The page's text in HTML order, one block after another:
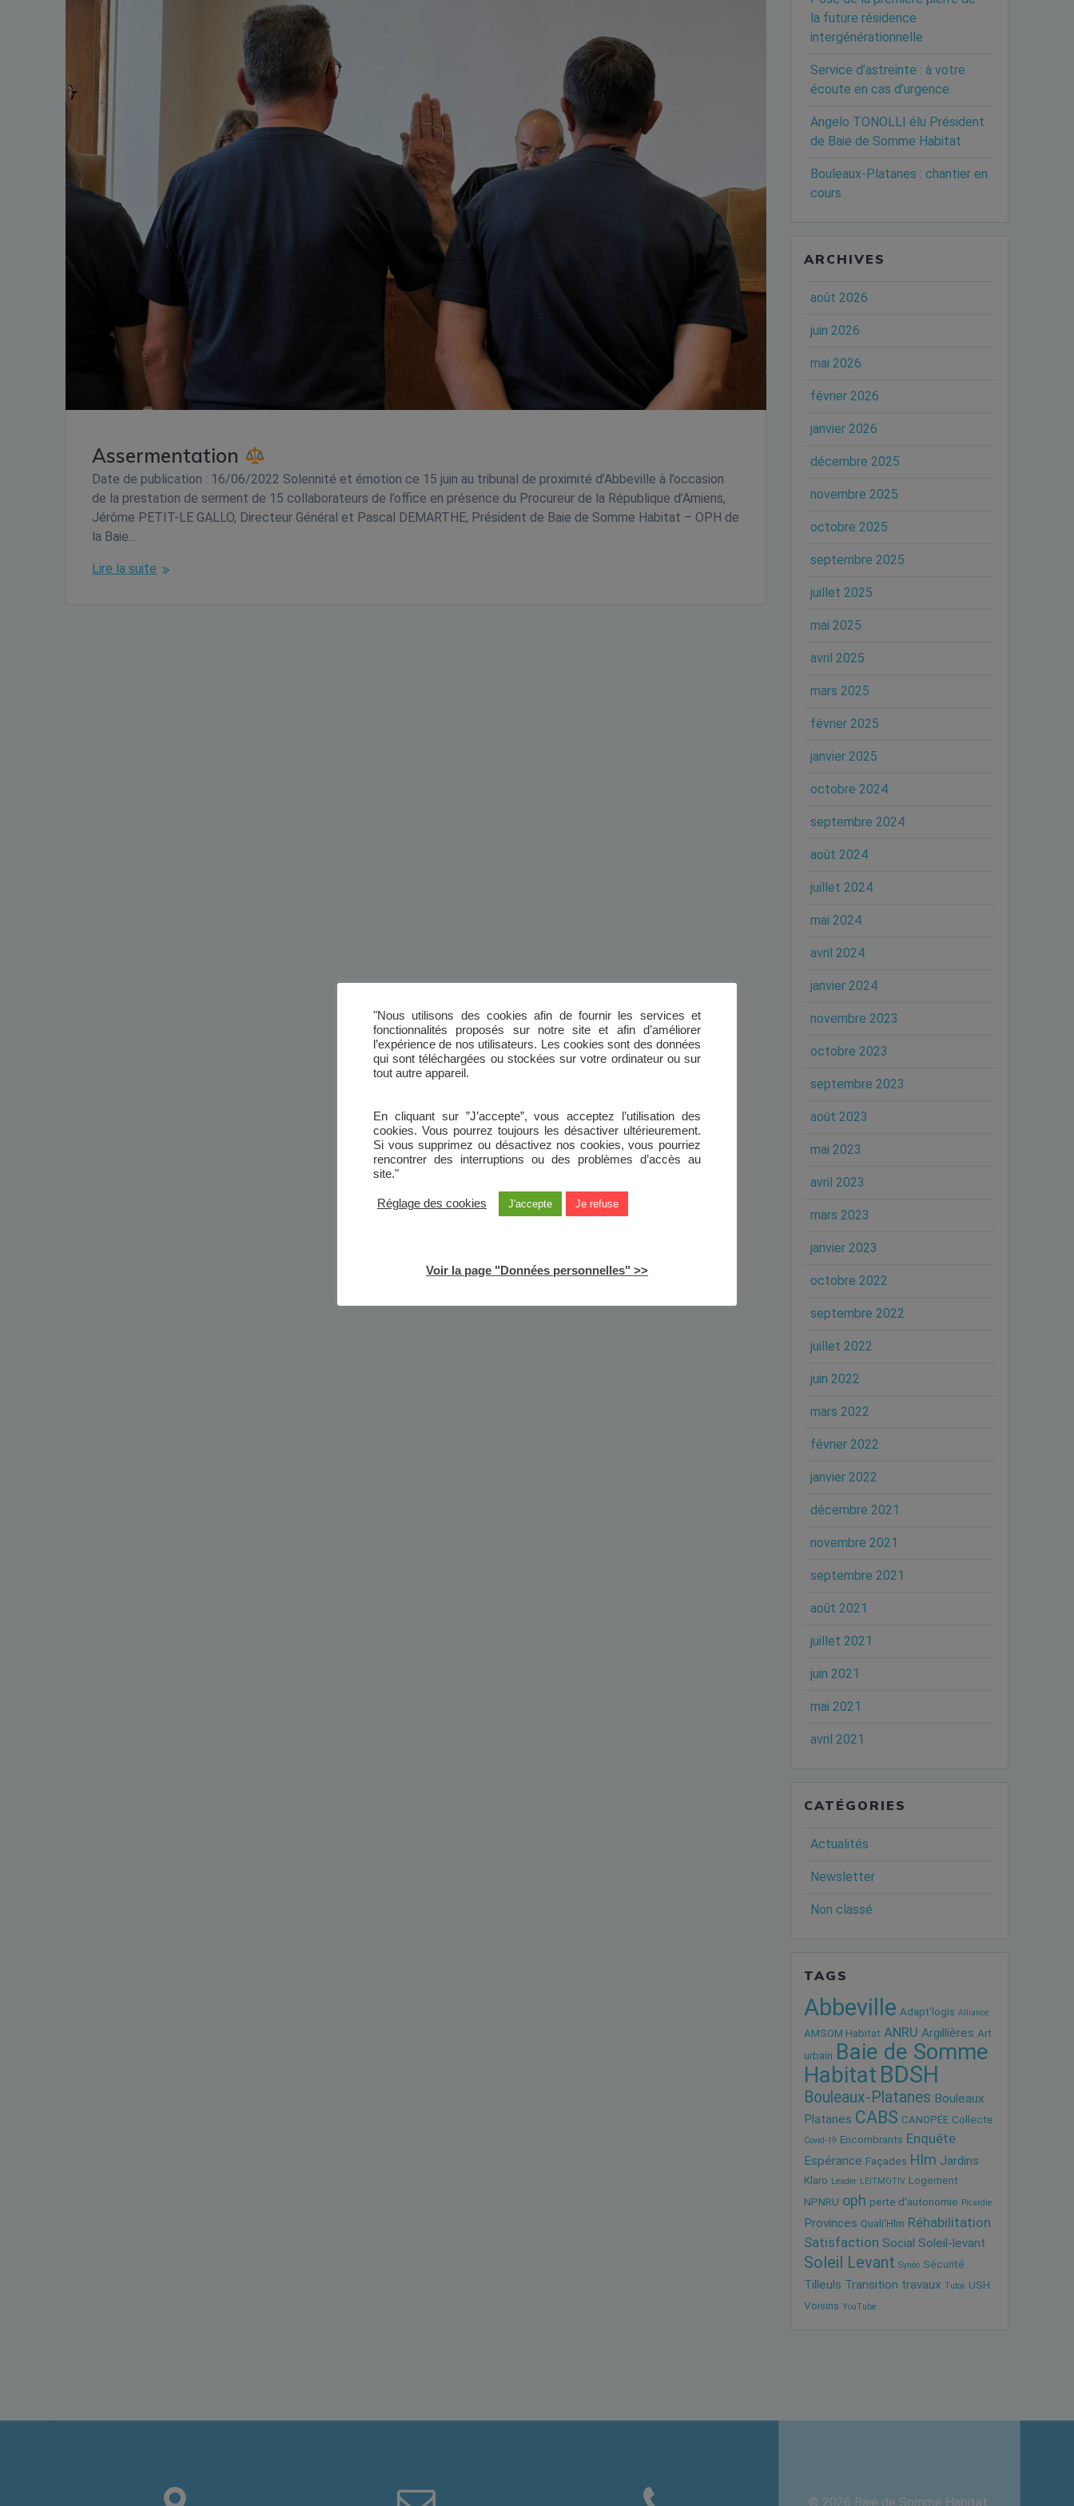
Assermentation
Date de publication : 16/06/2022 Solennité et émotion ce 15 juin au tribunal de proximité d’Abbeville à l’occasion
de la prestation de serment de 15 collaborateurs de l’office en présence du Procureur de la République d’Amiens,
Jérôme PETIT-LE GALLO, Directeur Général et Pascal DEMARTHE, Président de Baie de Somme Habitat – OPH de
la Baie…
Lire la suite
la future résidence
intergénérationnelle
Service d’astreinte : à votre
écoute en cas d’urgence
Angelo TONOLLI élu Président
de Baie de Somme Habitat
Bouleaux-Platanes : chantier en
cours
ARCHIVES
août 2026
juin 2026
mai 2026
février 2026
janvier 2026
décembre 2025
novembre 2025
octobre 2025
septembre 2025
juillet 2025
mai 2025
avril 2025
mars 2025
février 2025
janvier 2025
octobre 2024
septembre 2024
août 2024
juillet 2024
mai 2024
avril 2024
janvier 2024
novembre 2023
octobre 2023
septembre 2023
août 2023
mai 2023
avril 2023
mars 2023
janvier 2023
octobre 2022
septembre 2022
juillet 2022
juin 2022
mars 2022
février 2022
janvier 2022
décembre 2021
novembre 2021
septembre 2021
août 2021
juillet 2021
juin 2021
mai 2021
avril 2021
CATÉGORIES
Actualités
Newsletter
Non classé
TAGS
Abbeville Adapt'logis Alliance
AMSOM Habitat ANRU Argillières Art
urbain Baie de Somme
Habitat BDSH
Bouleaux-Platanes Bouleaux
Platanes CABS CANOPÉE Collecte
Covid-19 Encombrants Enquête
Espérance Façades Hlm Jardins
Klaro Leader LEITMOTIV Logement
NPNRU oph perte d'autonomie Picardie
Provinces Quali'Hlm Réhabilitation
Satisfaction Social Soleil-levant
Soleil Levant Synéo Sécurité
Tilleuls Transition travaux Tutos USH
Voisins YouTube
© 2026 Baie de Somme Habitat.
"Nous utilisons des cookies afin de fournir les services et
fonctionnalités proposés sur notre site et afin d’améliorer
l’expérience de nos utilisateurs. Les cookies sont des données
qui sont téléchargées ou stockées sur votre ordinateur ou sur
tout autre appareil.
En cliquant sur ”J’accepte”, vous acceptez l’utilisation des
cookies. Vous pourrez toujours les désactiver ultérieurement.
Si vous supprimez ou désactivez nos cookies, vous pourriez
rencontrer des interruptions ou des problèmes d’accès au
site."
Réglage des cookies J'accepte Je refuse
Voir la page "Données personnelles" >>